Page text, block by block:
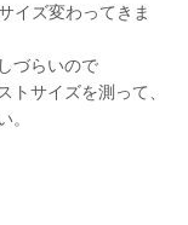
イズ変わってきま
づらいので
サイズを測って、
。